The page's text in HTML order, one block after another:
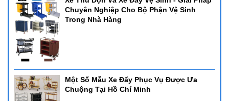
Chuyên Nghiệp Cho Bộ Phận Vệ Sinh
Trong Nhà Hàng
Một Số Mẫu Xe Đẩy Phục Vụ Được Ưa
Chuộng Tại Hồ Chí Minh